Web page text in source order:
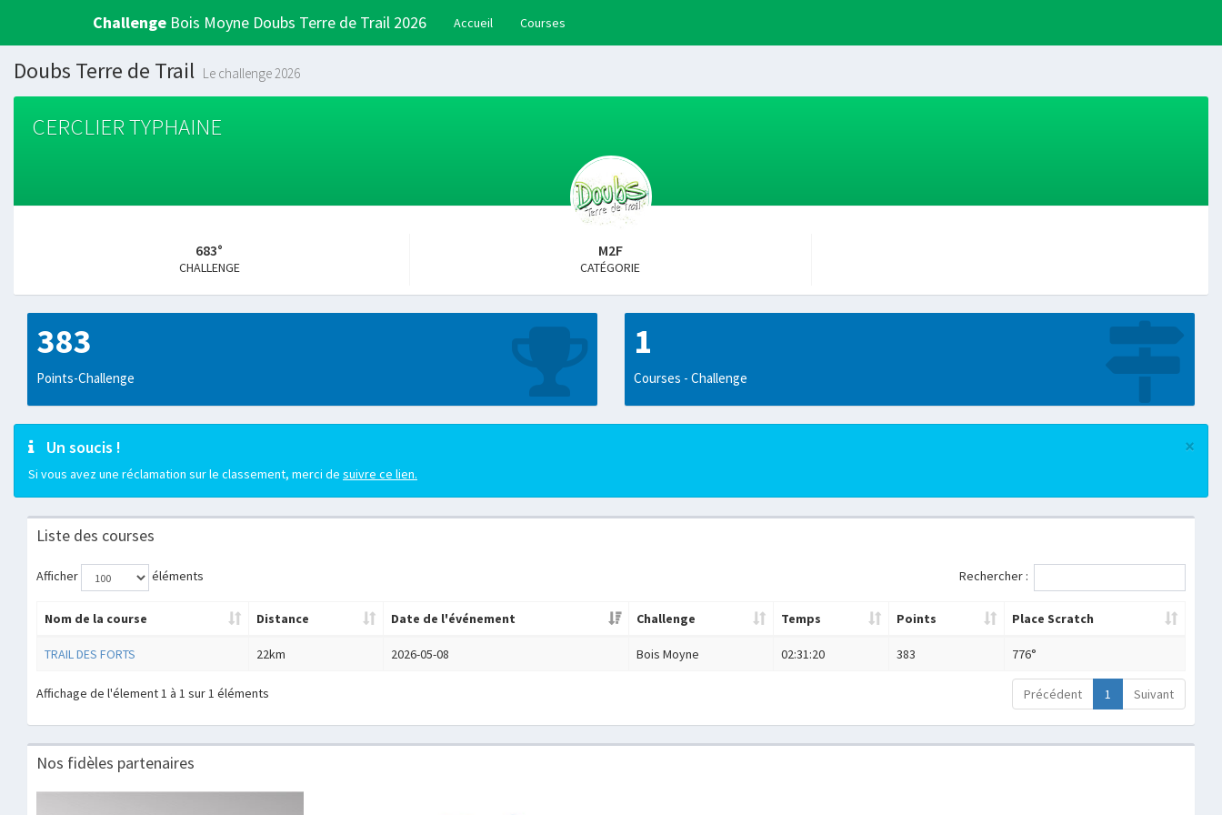
Challenge Bois Moyne Doubs Terre de Trail 2026 Accueil Courses
Doubs Terre de Trail Le challenge 2026
CERCLIER TYPHAINE
683°
CHALLENGE
M2F
CATÉGORIE
383
Points-Challenge
1
Courses - Challenge
×
Un soucis !
Si vous avez une réclamation sur le classement, merci de suivre ce lien.
Liste des courses
Afficher éléments Rechercher :
Nom de la course Distance Date de l'événement Challenge Temps Points Place Scratch
TRAIL DES FORTS 22km 2026-05-08 Bois Moyne 02:31:20 383 776°
Affichage de l'élement 1 à 1 sur 1 éléments Précédent 1 Suivant
Nos fidèles partenaires